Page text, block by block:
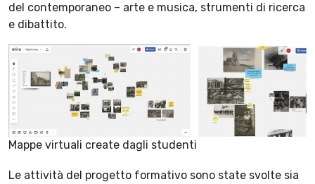
del contemporaneo – arte e musica, strumenti di ricerca
e dibattito.
Mappe virtuali create dagli studenti
Le attività del progetto formativo sono state svolte sia